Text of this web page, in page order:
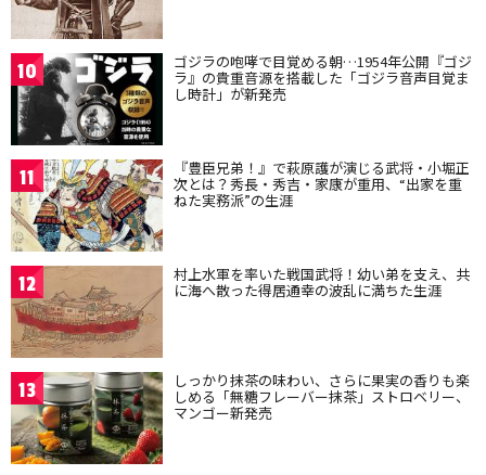
10 ゴジラの咆哮で目覚める朝…1954年公開『ゴジ
ラ』の貴重音源を搭載した「ゴジラ音声目覚ま
し時計」が新発売
11 『豊臣兄弟！』で萩原護が演じる武将・小堀正
次とは？秀長・秀吉・家康が重用、“出家を重
ねた実務派”の生涯
12 村上水軍を率いた戦国武将！幼い弟を支え、共
に海へ散った得居通幸の波乱に満ちた生涯
13 しっかり抹茶の味わい、さらに果実の香りも楽
しめる「無糖フレーバー抹茶」ストロベリー、
マンゴー新発売